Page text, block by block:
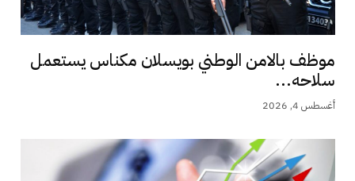
موظف بالامن الوطني بويسلان مكناس يستعمل
سلاحه...
أغسطس 4, 2026